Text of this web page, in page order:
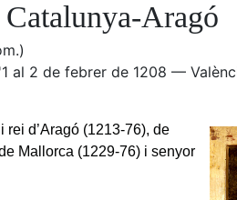
Catalunya-Aragó
al 2 de febrer de 1208 —
rei d’Aragó (1213-76), de
Mallorca (1229-76) i senyor